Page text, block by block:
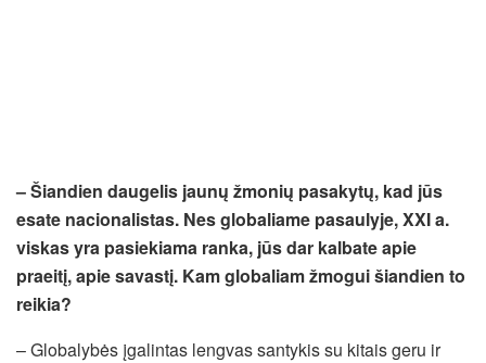
– Šiandien daugelis jaunų žmonių pasakytų, kad jūs
esate nacionalistas. Nes globaliame pasaulyje, XXI a.
viskas yra pasiekiama ranka, jūs dar kalbate apie
praeitį, apie savastį. Kam globaliam žmogui šiandien to
reikia?
– Globalybės įgalintas lengvas santykis su kitais geru ir